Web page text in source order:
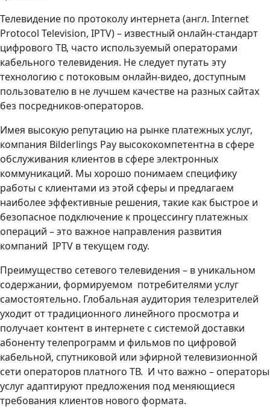
Телевидение по протоколу интернета (англ. Internet
Protocol Television, IPTV) – известный онлайн-стандарт
цифрового ТВ, часто используемый операторами
кабельного телевидения. Не следует путать эту
технологию с потоковым онлайн-видео, доступным
пользователю в не лучшем качестве на разных сайтах
без посредников-операторов.
Имея высокую репутацию на рынке платежных услуг,
компания Bilderlings Pay высококомпетентна в сфере
обслуживания клиентов в сфере электронных
коммуникаций. Мы хорошо понимаем специфику
работы с клиентами из этой сферы и предлагаем
наиболее эффективные решения, такие как быстрое и
безопасное подключение к процессингу платежных
операций – это важное направления развития
компаний IPTV в текущем году.
Преимущество сетевого телевидения – в уникальном
содержании, формируемом потребителями услуг
самостоятельно. Глобальная аудитория телезрителей
уходит от традиционного линейного просмотра и
получает контент в интернете с системой доставки
абоненту телепрограмм и фильмов по цифровой
кабельной, спутниковой или эфирной телевизионной
сети операторов платного ТВ. И что важно – операторы
услуг адаптируют предложения под меняющиеся
требования клиентов нового формата.